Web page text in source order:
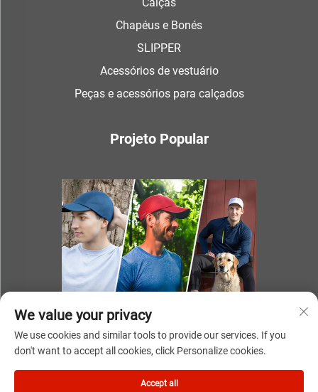
Chapéus e Bonés
SLIPPER
Acessórios de vestuário
Peças e acessórios para calçados
Projeto Popular
Direitos autorais © 2025 por NINGBO YOUKI UNITE IMP & EXP
We value your privacy
We use cookies and similar tools to provide our services. If you
don't want to accept all cookies, click Personalize cookies.
Accept all